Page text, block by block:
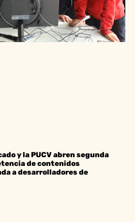
y la PUCV abren segunda
de contenidos
a desarrolladores de